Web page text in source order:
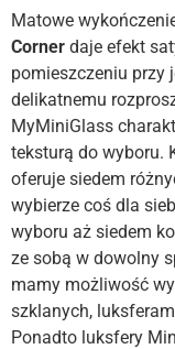
Matowe
Corner daje efekt
pomieszczeniu przy
delikatnemu
MyMiniGlass
teksturą do wyboru.
oferuje siedem
wybierze coś dla
wyboru aż siedem
ze sobą w dowolny
mamy możliwość
szklanych,
Ponadto luksfery